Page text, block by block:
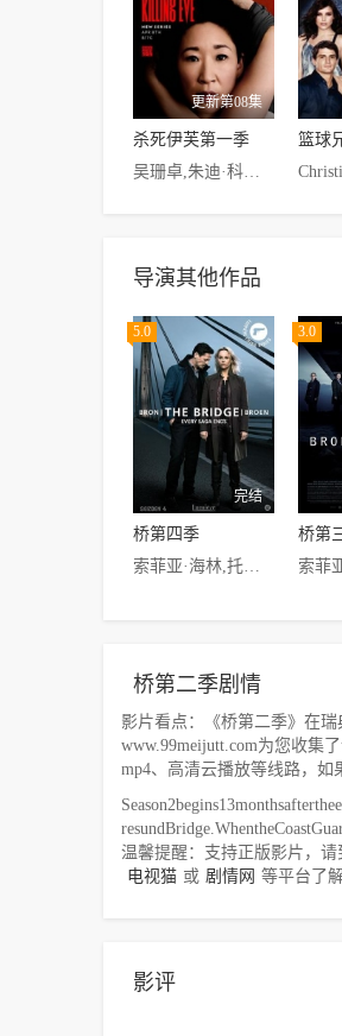
更新第08集
杀死伊芙第一季
篮球
导演其他作品
5.0
完结
桥第四季
索菲亚·海林,托尔·林德哈特,萨拉·博贝格,Dag Malmberg,拉斐尔·佩特松,安·彼得伦,米凯尔·比克耶,Maria Kulle,Julie Carlsen,托马斯·加比利尔森,桑德拉·伊·森辛迪弗,Lars Bjarke,安德斯·莫索林,亚当·帕森,埃利奥特·克罗赛特·霍夫,莱娜·斯特伦达尔,米凯利斯·库佐吉亚纳基斯,拉斯·兰特,Peter Hald,约翰内斯·昆科,帕特里夏·舒曼,科拉
3.0
桥第
桥第二季剧情
影片看点：《桥第二季》在瑞
www.99meijutt.com为您收集
mp4、高清云播放等线路，如
温馨提醒：支持正版影片，
电视猫 或 剧情网 等平台了解
影评